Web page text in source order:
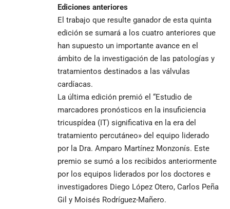
Ediciones anteriores
El trabajo que resulte ganador de esta quinta
edición se sumará a los cuatro anteriores que
han supuesto un importante avance en el
ámbito de la investigación de las patologías y
tratamientos destinados a las válvulas
cardíacas.
La última edición premió el “Estudio de
marcadores pronósticos en la insuficiencia
tricuspídea (IT) significativa en la era del
tratamiento percutáneo» del equipo liderado
por la Dra. Amparo Martínez Monzonís. Este
premio se sumó a los recibidos anteriormente
por los equipos liderados por los doctores e
investigadores Diego López Otero, Carlos Peña
Gil y Moisés Rodríguez-Mañero.